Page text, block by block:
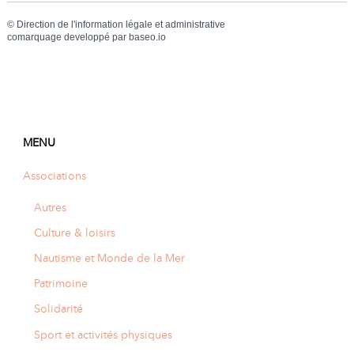
© Direction de l'information légale et administrative
comarquage developpé par baseo.io
MENU
Associations
Autres
Culture & loisirs
Nautisme et Monde de la Mer
Patrimoine
Solidarité
Sport et activités physiques